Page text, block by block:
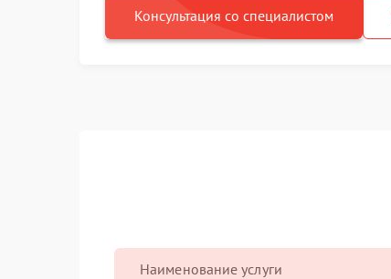
Консультация со специалистом
Наименование услуги